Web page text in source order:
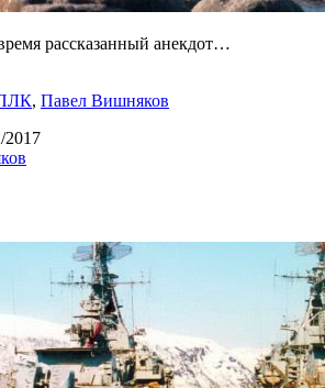
рассказанный анекдот…
ПЛК, Павел Вишняков
2017